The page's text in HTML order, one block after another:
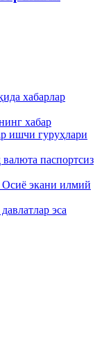
хабарлар
хабар
ишчи гуруҳлари
паспортсиз
экани илмий
эса